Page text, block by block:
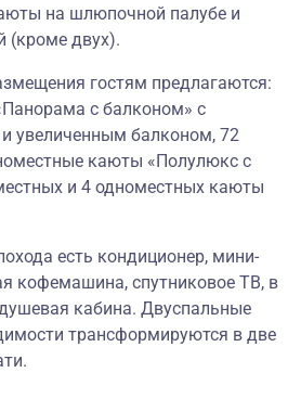
на шлюпочной палубе и
(кроме двух).
гостям предлагаются:
с балконом» с
увеличенным балконом, 72
каюты «Полулюкс с
и 4 одноместных каюты
есть кондиционер, мини-
кофемашина, спутниковое ТВ, в
кабина. Двуспальные
трансформируются в две